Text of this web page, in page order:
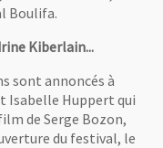
Boulifa.
Kiberlain...
sont annoncés à
Isabelle Huppert qui
de Serge Bozon,
du festival, le